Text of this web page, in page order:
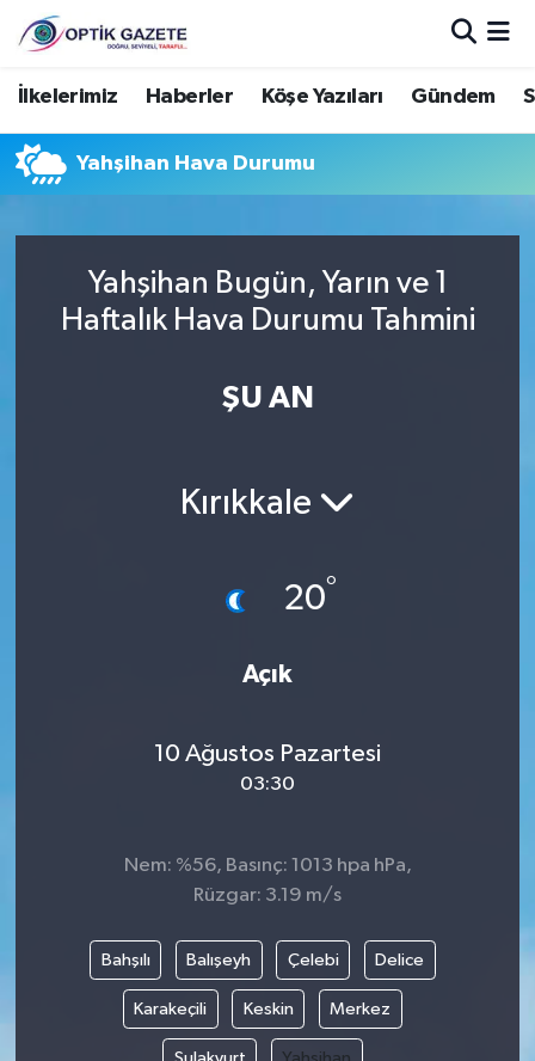
İlkelerimiz Haberler Köşe Yazıları Gündem
Yahşihan Hava Durumu
Yahşihan Bugün, Yarın ve 1
Haftalık Hava Durumu Tahmini
ŞU AN
Kırıkkale
20°
Açık
10 Ağustos Pazartesi
03:30
Nem: %56, Basınç: 1013 hpa hPa,
Rüzgar: 3.19 m/s
Bahşılı Balışeyh Çelebi Delice
Karakeçili Keskin Merkez
Nöbetçi Eczaneler
Hava Durumu
Trafik Durumu
Süper Lig Puan Durumu ve Fikstür